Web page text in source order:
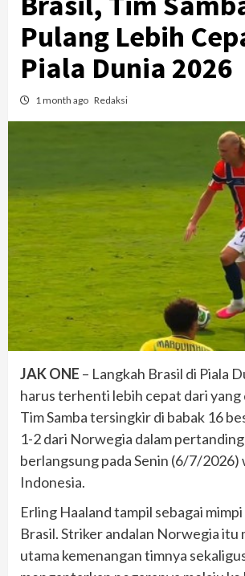
Pulang Lebih
Piala Dunia 2026
1 month ago Redaksi
JAK ONE – Langkah Brasil di Piala
harus terhenti lebih cepat dari yang
Tim Samba tersingkir di babak 16
1-2 dari Norwegia dalam
berlangsung pada Senin (6/7/2026)
Indonesia.
Erling Haaland tampil sebagai
Brasil. Striker andalan Norwegia itu
utama kemenangan timnya